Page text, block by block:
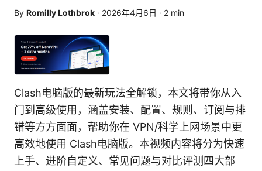
By Romilly Lothbrok · 2026年4月6日 · 2 min
Clash电脑版的最新玩法全解锁，本文将带你从入
门到高级使用，涵盖安装、配置、规则、订阅与排
错等方方面面，帮助你在 VPN/科学上网场景中更
高效地使用 Clash电脑版。本视频内容将分为快速
上手、进阶自定义、常见问题与对比评测四大部